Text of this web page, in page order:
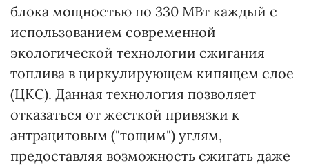
блока мощностью по 330 МВт каждый с
использованием современной
экологической технологии сжигания
топлива в циркулирующем кипящем слое
(ЦКС). Данная технология позволяет
отказаться от жесткой привязки к
антрацитовым ("тощим") углям,
предоставляя возможность сжигать даже